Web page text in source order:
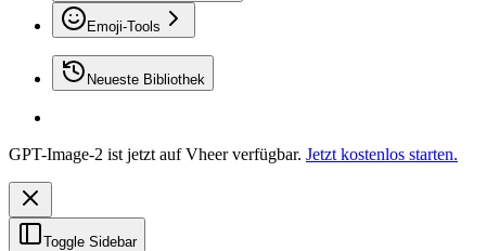
Emoji-Tools
Neueste Bibliothek
GPT-Image-2 ist jetzt auf Vheer verfügbar. Jetzt kostenlos starten.
Toggle Sidebar